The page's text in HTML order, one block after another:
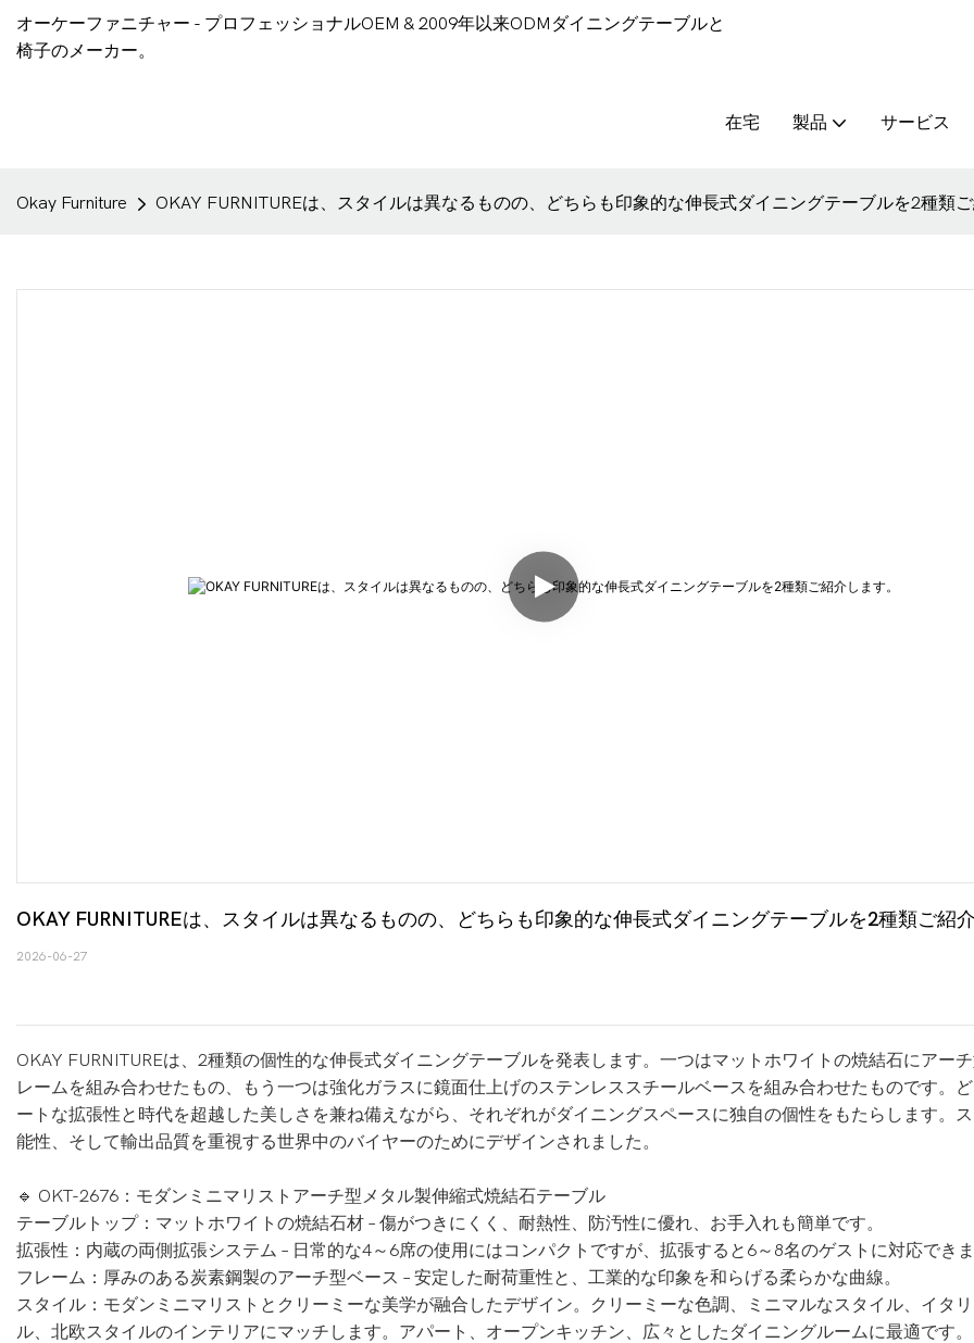
オーケーファニチャー - プロフェッショナルOEM & 2009年以来ODMダイニングテーブルと
椅子のメーカー。
在宅 製品 サービス
Okay Furniture OKAY FURNITUREは、スタイルは異なるものの、どちらも印象的な伸長式ダイニングテーブルを2種類
OKAY FURNITUREは、スタイルは異なるものの、どちらも印象的な伸長式ダイニングテーブルを2種類ご紹
2026-06-27
OKAY FURNITUREは、2種類の個性的な伸長式ダイニングテーブルを発表します。一つはマットホワイトの焼結石にアー
レームを組み合わせたもの、もう一つは強化ガラスに鏡面仕上げのステンレススチールベースを組み合わせたものです。
ートな拡張性と時代を超越した美しさを兼ね備えながら、それぞれがダイニングスペースに独自の個性をもたらします。
能性、そして輸出品質を重視する世界中のバイヤーのためにデザインされました。
🔹 OKT-2676：モダンミニマリストアーチ型メタル製伸縮式焼結石テーブル
テーブルトップ：マットホワイトの焼結石材 – 傷がつきにくく、耐熱性、防汚性に優れ、お手入れも簡単です。
拡張性：内蔵の両側拡張システム – 日常的な4～6席の使用にはコンパクトですが、拡張すると6～8名のゲストに対応でき
フレーム：厚みのある炭素鋼製のアーチ型ベース – 安定した耐荷重性と、工業的な印象を和らげる柔らかな曲線。
スタイル：モダンミニマリストとクリーミーな美学が融合したデザイン。クリーミーな色調、ミニマルなスタイル、イタ
ル、北欧スタイルのインテリアにマッチします。アパート、オープンキッチン、広々としたダイニングルームに最適です。